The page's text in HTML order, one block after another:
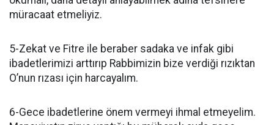
müracaat etmeliyiz.
5-Zekat ve Fitre ile beraber sadaka ve infak gibi
ibadetlerimizi arttırıp Rabbimizin bize verdiği rızıktan
O’nun rızası için harcayalım.
6-Gece ibadetlerine önem vermeyi ihmal etmeyelim.